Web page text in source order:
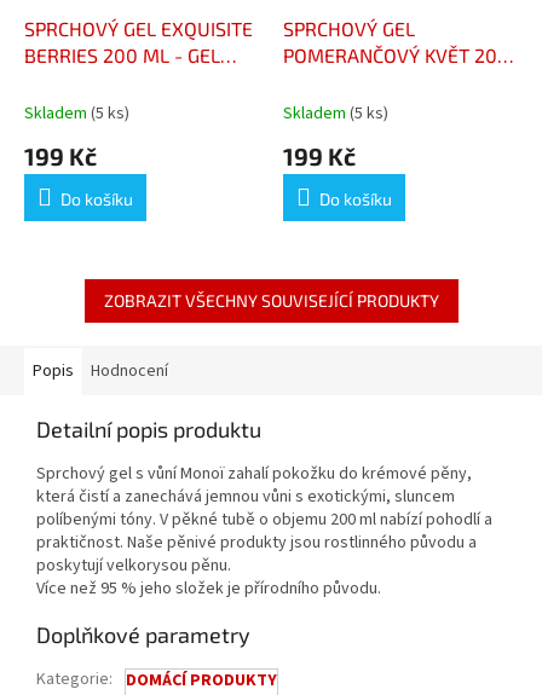
SPRCHOVÝ GEL EXQUISITE
BERRIES 200 ML - GEL
BERRIES 200ML
Skladem (5 ks)
199 Kč
Do košíku
SPRCHOVÝ GEL
POMERANČOVÝ KVĚT 200
D’ORANGER 200 ML
Skladem (5 ks)
199 Kč
Do košíku
ZOBRAZIT VŠECHNY SOUVISEJÍCÍ PRODUKTY
Popis Hodnocení
Detailní popis produktu
Sprchový gel s vůní Monoï zahalí pokožku do krémové pěny,
která čistí a zanechává jemnou vůni s exotickými, sluncem
políbenými tóny. V pěkné tubě o objemu 200 ml nabízí pohodlí a
praktičnost. Naše pěnivé produkty jsou rostlinného původu a
poskytují velkorysou pěnu.
Více než 95 % jeho složek je přírodního původu.
Doplňkové parametry
Kategorie:
DOMÁCÍ PRODUKTY